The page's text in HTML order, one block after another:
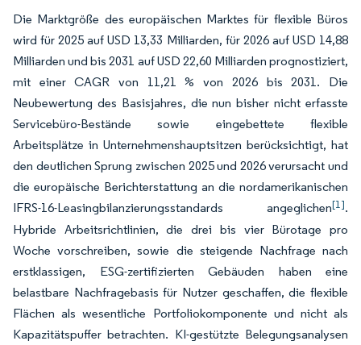
Die Marktgröße des europäischen Marktes für flexible Büros
wird für 2025 auf USD 13,33 Milliarden, für 2026 auf USD 14,88
Milliarden und bis 2031 auf USD 22,60 Milliarden prognostiziert,
mit einer CAGR von 11,21 % von 2026 bis 2031. Die
Neubewertung des Basisjahres, die nun bisher nicht erfasste
Servicebüro-Bestände sowie eingebettete flexible
Arbeitsplätze in Unternehmenshauptsitzen berücksichtigt, hat
den deutlichen Sprung zwischen 2025 und 2026 verursacht und
die europäische Berichterstattung an die nordamerikanischen
IFRS-16-Leasingbilanzierungsstandards angeglichen[1].
Hybride Arbeitsrichtlinien, die drei bis vier Bürotage pro
Woche vorschreiben, sowie die steigende Nachfrage nach
erstklassigen, ESG-zertifizierten Gebäuden haben eine
belastbare Nachfragebasis für Nutzer geschaffen, die flexible
Flächen als wesentliche Portfoliokomponente und nicht als
Kapazitätspuffer betrachten. KI-gestützte Belegungsanalysen